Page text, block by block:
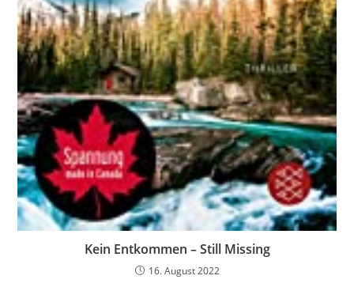
Kein Entkommen – Still Missing
16. August 2022